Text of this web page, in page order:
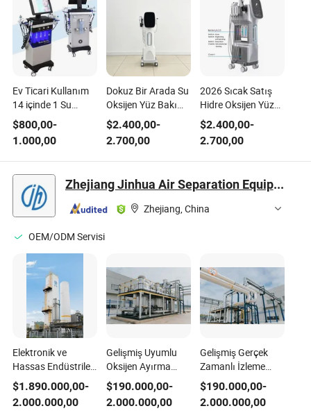
Ev Ticari Kullanım
14 içinde 1 Su
Oksijen Yüz Bakım
Ekipmanı
$800,00-
1.000,00
Dokuz Bir Arada Su
Oksijen Yüz Bakım
Cilt Analiz Cihazı
$2.400,00-
2.700,00
2026 Sıcak Satış
Hidre Oksijen Yüz
Makinesi Cilt
Bakımı Derin
Temizleme
Makinesi
$2.400,00-
2.700,00
Zhejiang Jinhua Air Separation Equipment Co., Ltd
Zhejiang, China
OEM/ODM Servisi
Elektronik ve
Hassas Endüstriler
için Yüksek Saflıkta
Oksijen Üretim
Ekipmanları
$1.890.000,00-
2.000.000,00
Gelişmiş Uyumlu
Oksijen Ayırma
Ekipmanını Entegre
Arıtma ile
Destekledik
$190.000,00-
2.000.000,00
Gelişmiş Gerçek
Zamanlı İzleme
Uzun Süreli
Performans Oksijen
Ayırma Ekipmanı
$190.000,00-
2.000.000,00